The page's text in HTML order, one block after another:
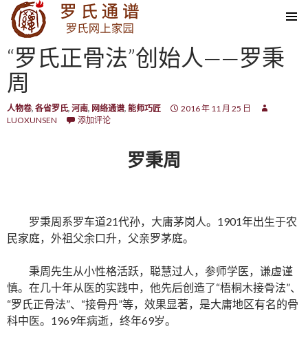
SKIP TO CONTENT
“罗氏正骨法”创始人——罗秉
周
人物卷, 各省罗氏, 河南, 网络通谱, 能师巧匠
2016 年 11 月 25 日
LUOXUNSEN
添加评论
罗秉周
罗秉周系罗车道21代孙，大庸茅岗人。1901年出生于农
民家庭，外祖父余口升，父亲罗茅庭。
秉周先生从小性格活跃，聪慧过人，参师学医，谦虚谨
慎。在几十年从医的实践中，他先后创造了“梧桐木接骨法”、
“罗氏正骨法”、“接骨丹”等，效果显著，是大庸地区有名的骨
科中医。1969年病逝，终年69岁。